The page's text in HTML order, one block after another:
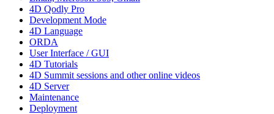
4D Qodly Pro
Development Mode
4D Language
ORDA
User Interface / GUI
4D Tutorials
4D Summit sessions and other online videos
4D Server
Maintenance
Deployment